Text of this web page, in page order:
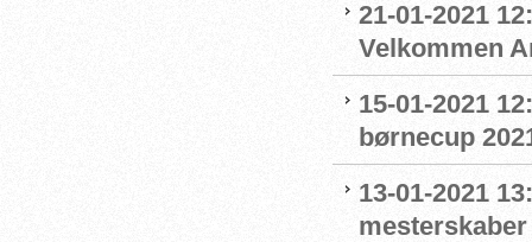
21-01-2021
Velkommen
15-01-2021
børnecup
13-01-2021
mesterskaber